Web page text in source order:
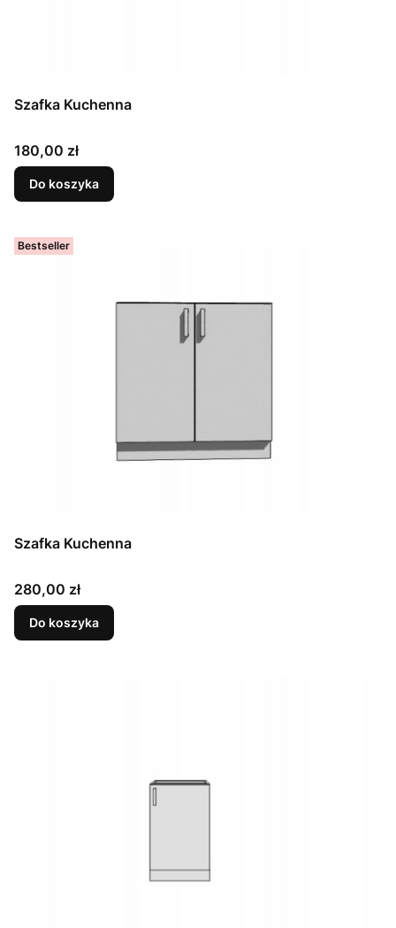
Szafka Kuchenna
Cena
180,00 zł
Do koszyka
Bestseller
Szafka Kuchenna
Cena
280,00 zł
Do koszyka